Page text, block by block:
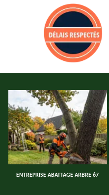
ENTREPRISE ABATTAGE ARBRE 67